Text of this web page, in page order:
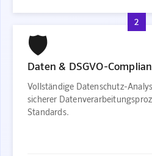
2
🛡️
Daten & DSGVO-
Vollständige Datenschutz-
sicherer
Standards.